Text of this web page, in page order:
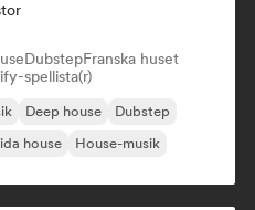
DubstepFranska huset
spellista(r)
Deep house
Dubstep
house House-musik